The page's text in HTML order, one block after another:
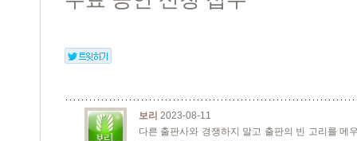
보리 2023-08-11
다른 출판사와 경쟁하지 말고 출판의 빈 고리를 메